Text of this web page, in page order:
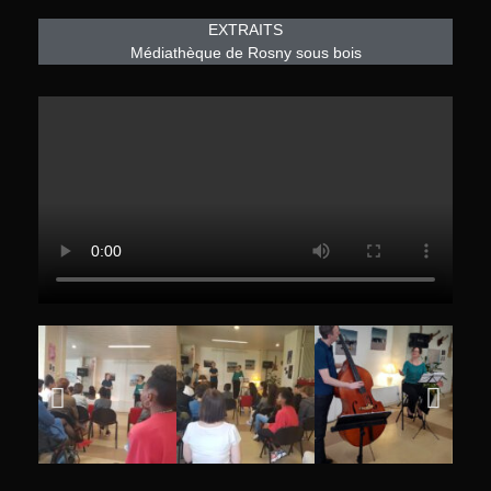
EXTRAITS
Médiathèque de Rosny sous bois